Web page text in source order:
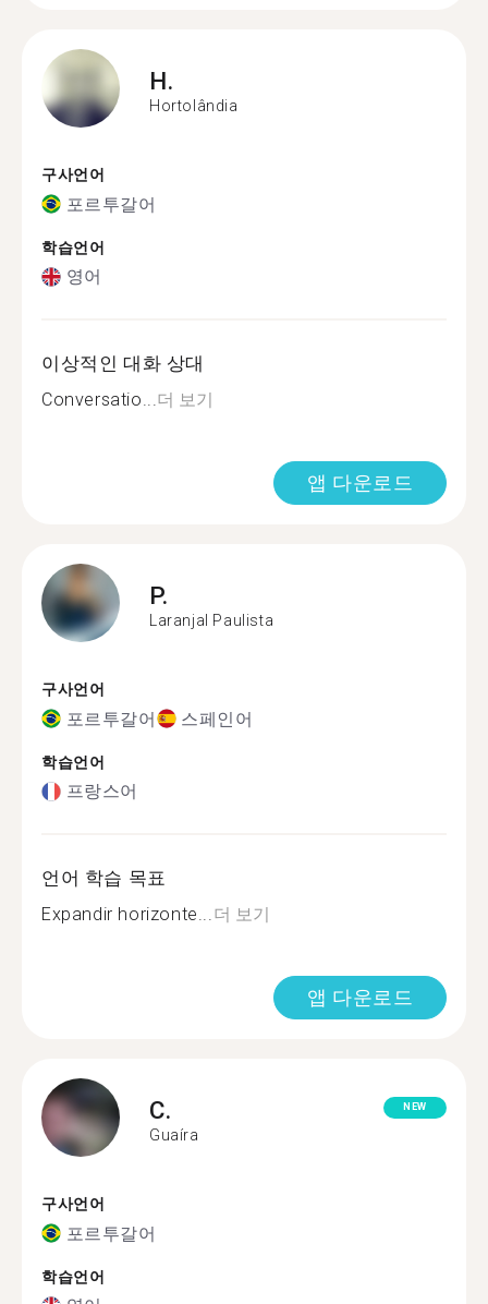
H.
Hortolândia
구사언어
포르투갈어
학습언어
영어
이상적인 대화 상대
Conversatio...더 보기
앱 다운로드
P.
Laranjal Paulista
구사언어
포르투갈어 스페인어
학습언어
프랑스어
언어 학습 목표
Expandir horizonte...더 보기
앱 다운로드
C.
Guaíra
NEW
구사언어
포르투갈어
학습언어